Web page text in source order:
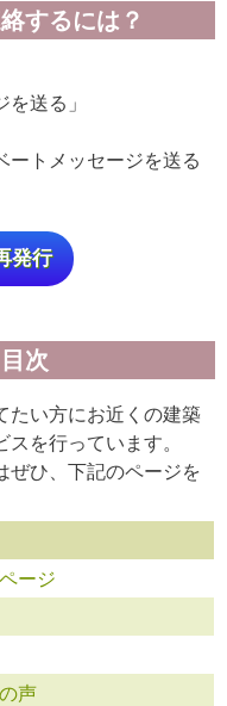
するには？
送る」
ートメッセージを送る
発行
次
たい方にお近くの建築
を行っています。
ぜひ、下記のページを
ージ
声